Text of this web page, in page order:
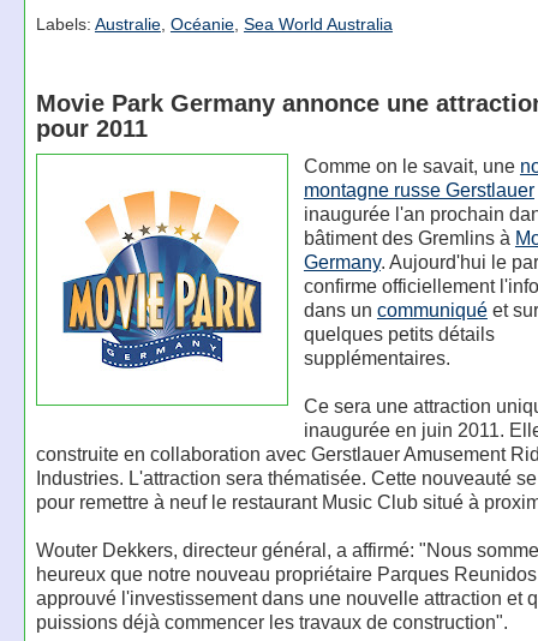
Labels: Australie, Océanie, Sea World Australia
Movie Park Germany annonce une
pour 2011
Comme on le savait, une
montagne russe Gerstlauer
inaugurée l'an prochain
bâtiment des Gremlins à
Germany. Aujourd'hui le
confirme officiellement
dans un communiquéet
quelques petits détails
supplémentaires.
Ce sera une attraction
inaugurée en juin 2011.
construite en collaboration avec Gerstlauer Amusement
Industries. L'attraction sera thématisée. Cette nouveauté
pour remettre à neuf le restaurant Music Club situé à
Wouter Dekkers, directeur général, a affirmé: "Nous
heureux que notre nouveau propriétaire Parques
approuvé l'investissement dans une nouvelle attraction et
puissions déjà commencer les travaux de construction".